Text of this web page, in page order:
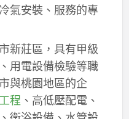
氣安裝、服務的專
新莊區，具有甲級
用電設備檢驗等職
與桃園地區的企
程 、高低壓配電、